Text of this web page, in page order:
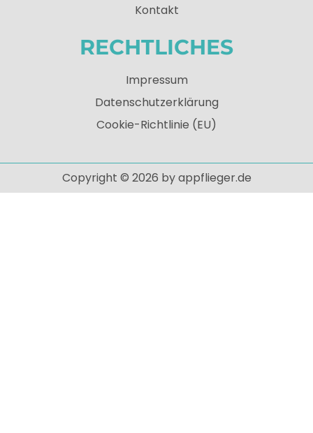
Kontakt
RECHTLICHES
Impressum
Datenschutzerklärung
Cookie-Richtlinie (EU)
Copyright © 2026 by appflieger.de